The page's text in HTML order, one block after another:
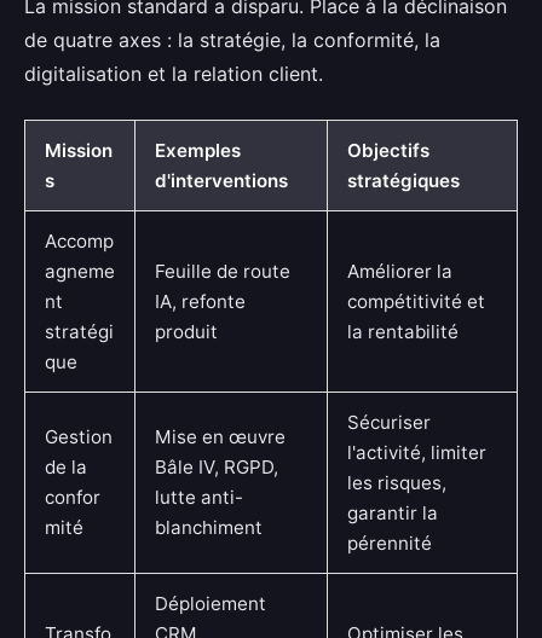
La mission standard a disparu. Place à la déclinaison
de quatre axes : la stratégie, la conformité, la
digitalisation et la relation client.
Mission
s
Exemples
d'interventions
Objectifs
stratégiques
Accomp
agneme
nt
stratégi
que
Feuille de route
IA, refonte
produit
Améliorer la
compétitivité et
la rentabilité
Gestion
de la
confor
mité
Mise en œuvre
Bâle IV, RGPD,
lutte anti-
blanchiment
Sécuriser
l'activité, limiter
les risques,
garantir la
pérennité
Déploiement